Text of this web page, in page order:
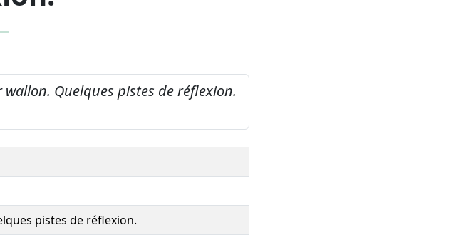
Quelques pistes de réflexion.
pistes de réflexion.